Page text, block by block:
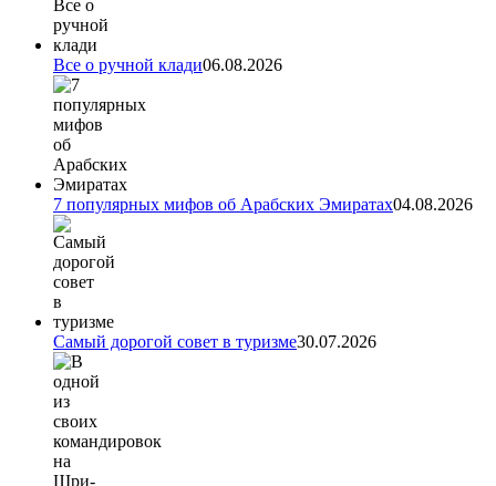
Все о ручной клади06.08.2026
7 популярных мифов об Арабских Эмиратах04.08.2026
Самый дорогой совет в туризме30.07.2026